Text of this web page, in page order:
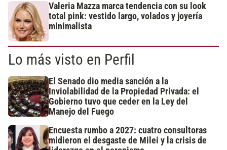
Valeria Mazza marca tendencia con su look
total pink: vestido largo, volados y joyería
minimalista
Lo más visto en Perfil
El Senado dio media sanción a la
Inviolabilidad de la Propiedad Privada: el
Gobierno tuvo que ceder en la Ley del
Manejo del Fuego
Encuesta rumbo a 2027: cuatro consultoras
midieron el desgaste de Milei y la crisis de